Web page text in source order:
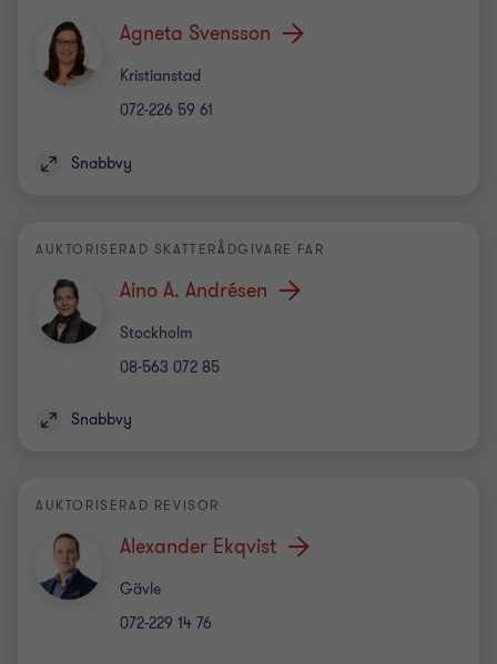
Agneta Svensson
Kristianstad
Kontor
072-226 59 61
Snabbvy
AUKTORISERAD SKATTERÅDGIVARE FAR
Aino A. Andrésen
Stockholm
Kontor
08-563 072 85
Snabbvy
AUKTORISERAD REVISOR
Alexander Ekqvist
Gävle
Kontor
072-229 14 76